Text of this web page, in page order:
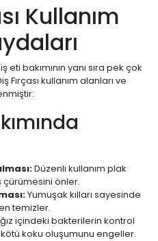
Kullanım
eti bakımının yanı sıra pek çok
kullanım alanları ve
Düzenli kullanım plak
önler.
Yumuşak kılları sayesinde
temizler.
içindeki bakterilerin kontrol
kötü koku oluşumunu engeller.